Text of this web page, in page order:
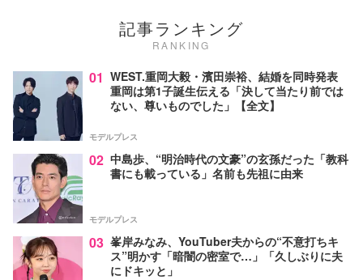
記事ランキング
RANKING
01 WEST.重岡大毅・濱田崇裕、結婚を同時発表
重岡は第1子誕生伝える「決して当たり前では
ない、尊いものでした」【全文】
モデルプレス
02 中島歩、“明治時代の文豪”の玄孫だった「教科
書にも載っている」名前も先祖に由来
モデルプレス
03 峯岸みなみ、YouTuber夫からの“不意打ちキ
ス”明かす「暗闇の密室で…」「久しぶりに夫
にドキッと」